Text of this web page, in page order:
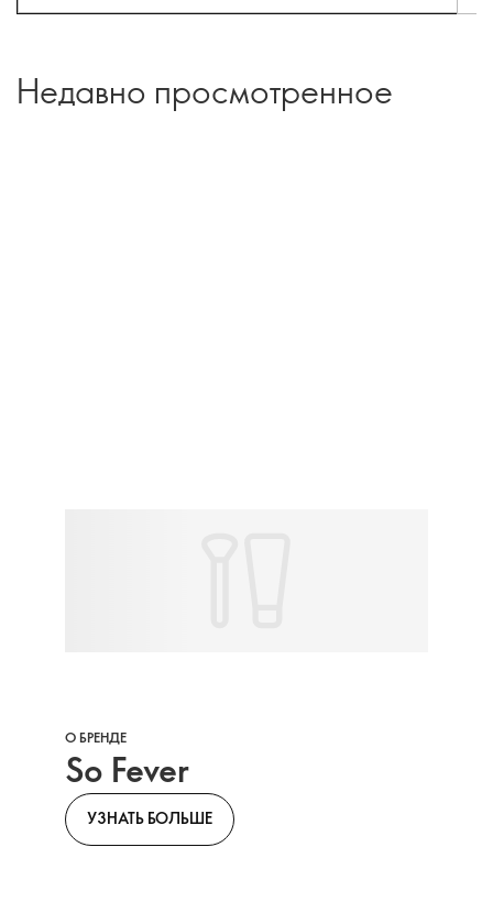
Недавно просмотренное
О БРЕНДЕ
So Fever
УЗНАТЬ БОЛЬШЕ